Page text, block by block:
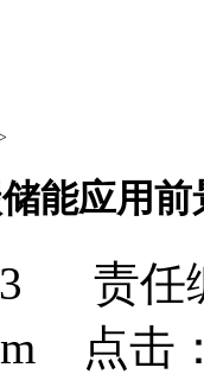
能应用
责
点击